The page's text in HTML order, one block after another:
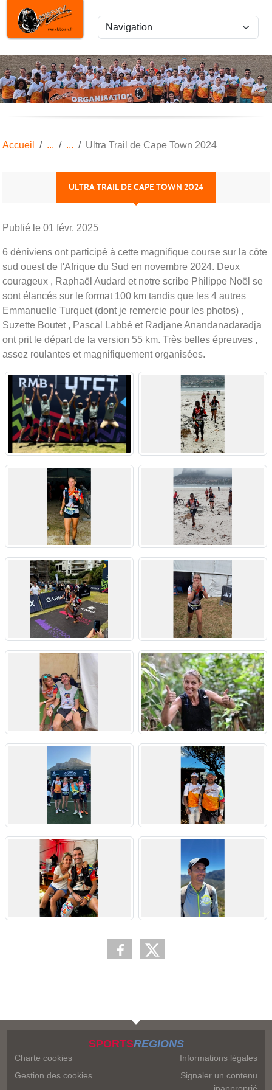
Accueil Ultra Trail de Cape Town 2024
ULTRA TRAIL DE CAPE TOWN 2024
Publié le 01 févr. 2025
6 déniviens ont participé à cette magnifique course sur la côte
sud ouest de l'Afrique du Sud en novembre 2024. Deux
courageux , Raphaël Audard et notre scribe Philippe Noël se
sont élancés sur le format 100 km tandis que les 4 autres
Emmanuelle Turquet (dont je remercie pour les photos) ,
Suzette Boutet , Pascal Labbé et Radjane Anandanadaradja
ont prit le départ de la version 55 km. Très belles épreuves ,
assez roulantes et magnifiquement organisées.
SPORTSREGIONS
Charte cookies
Gestion des cookies
Informations légales
Signaler un contenu
Panneau de gestion des cookies